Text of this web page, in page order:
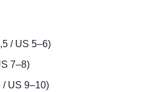
/ US 5–6)
7–8)
/ US 9–10)